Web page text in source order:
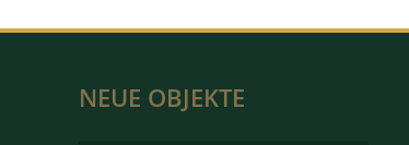
NEUE OBJEKTE